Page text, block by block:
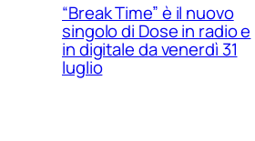
“Break Time” è il nuovo
singolo di Dose in radio e
in digitale da venerdì 31
luglio